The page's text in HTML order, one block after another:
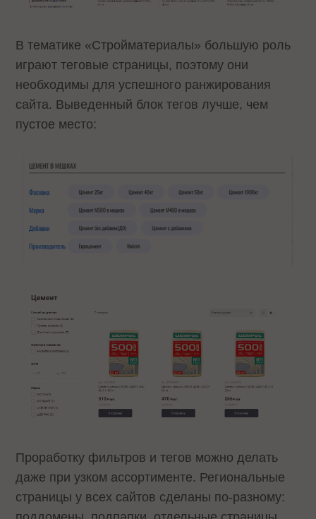
В тематике «Стройматериалы» большую роль
играют теговые страницы, поэтому они
необходимы для успешного ранжирования
сайта. Выведенный блок тегов лучше, чем
пустое место:
Проработку фильтров и тегов можно делать
даже при узком ассортименте. Региональные
страницы у всех сайтов сделаны по-разному: